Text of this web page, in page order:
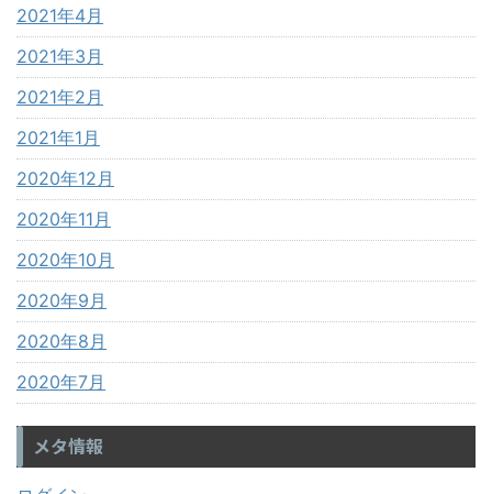
2021年4月
2021年3月
2021年2月
2021年1月
2020年12月
2020年11月
2020年10月
2020年9月
2020年8月
2020年7月
メタ情報